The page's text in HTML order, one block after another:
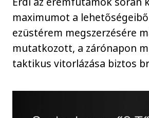
maximumot a
ezüstérem megszerzésére
mutatkozott, a zárónapon
taktikus vitorlázása biztos